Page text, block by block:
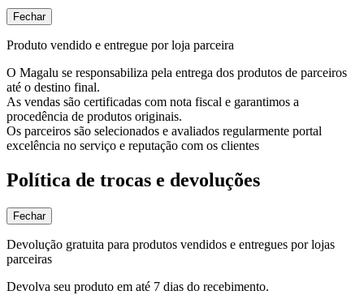
Fechar
Produto vendido e entregue por loja parceira
O Magalu se responsabiliza pela entrega dos produtos de parceiros
até o destino final.
As vendas são certificadas com nota fiscal e garantimos a
procedência de produtos originais.
Os parceiros são selecionados e avaliados regularmente portal
excelência no serviço e reputação com os clientes
Política de trocas e devoluções
Fechar
Devolução gratuita para produtos vendidos e entregues por lojas
parceiras
Devolva seu produto em até 7 dias do recebimento.